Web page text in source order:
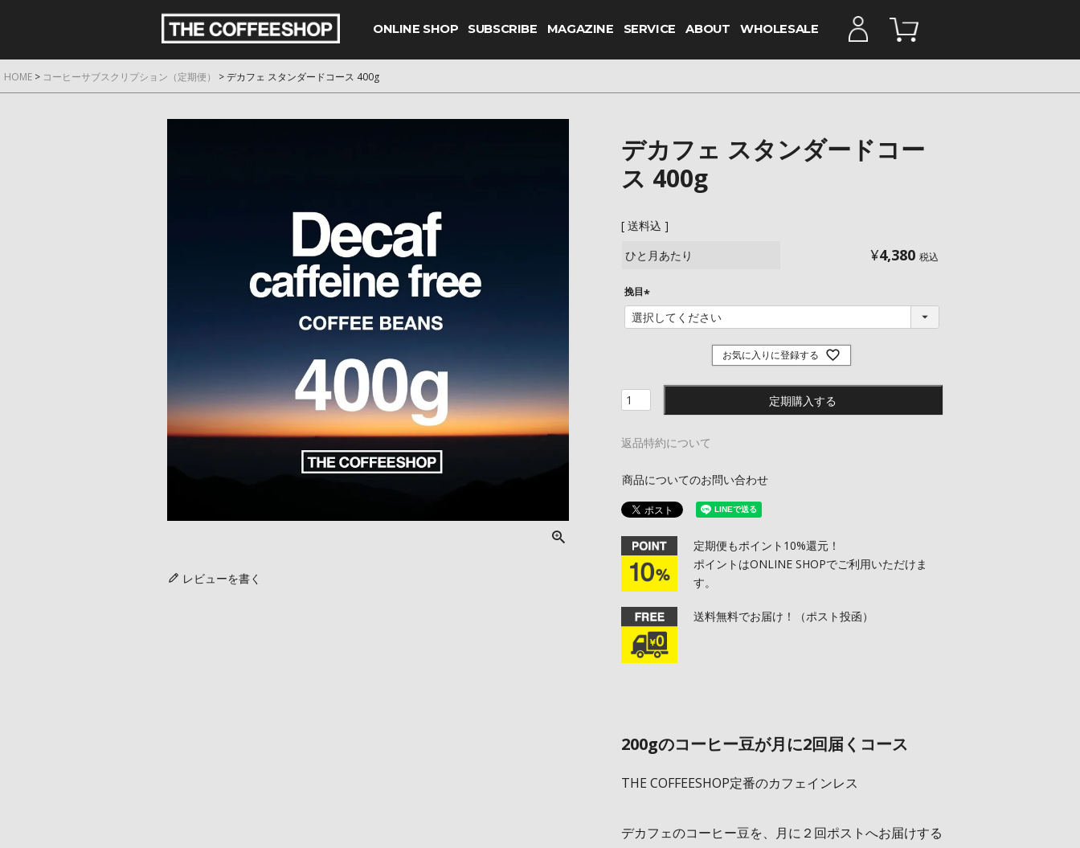
ONLINE SHOP SUBSCRIBE MAGAZINE SERVICE ABOUT WHOLESALE
HOME コーヒーサブスクリプション（定期便） デカフェ スタンダードコース 400g
レビューを書く
デカフェ スタンダードコー
ス 400g
送料込
ひと月あたり
¥4,380 税込
挽目
(
必
お気に入りに登録する
定期購入する
返品特約について
商品についてのお問い合わせ
定期便もポイント10%還元！
ポイントはONLINE SHOPでご利用いただけま
す。
送料無料でお届け！（ポスト投函）
200gのコーヒー豆が月に2回届くコース
THE COFFEESHOP定番のカフェインレス
デカフェのコーヒー豆を、月に２回ポストへお届けする